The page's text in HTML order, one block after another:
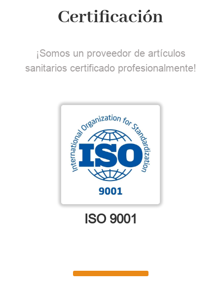
Certificación
¡Somos un proveedor de artículos
sanitarios certificado profesionalmente!
ISO 9001